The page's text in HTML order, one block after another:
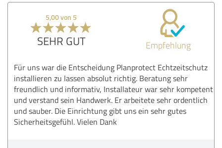
5,00 von 5
SEHR GUT Empfehlung
Für uns war die Entscheidung Planprotect Echtzeitschutz
installieren zu lassen absolut richtig. Beratung sehr
freundlich und informativ, Installateur war sehr kompetent
und verstand sein Handwerk. Er arbeitete sehr ordentlich
und sauber. Die Einrichtung gibt uns ein sehr gutes
Sicherheitsgefühl. Vielen Dank